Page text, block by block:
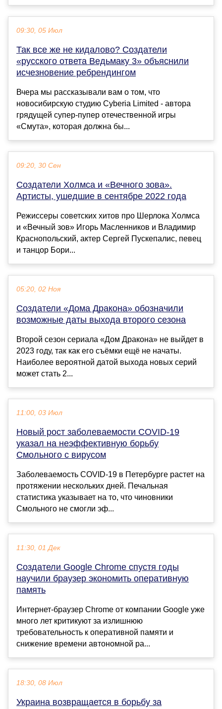
09:30, 05 Июл
Так все же не кидалово? Создатели
«русского ответа Ведьмаку 3» объяснили
исчезновение ребрендингом
Вчера мы рассказывали вам о том, что
новосибирскую студию Cyberia Limited - автора
грядущей супер-пупер отечественной игры
«Смута», которая должна бы...
09:20, 30 Сен
Создатели Холмса и «Вечного зова».
Артисты, ушедшие в сентябре 2022 года
Режиссеры советских хитов про Шерлока Холмса
и «Вечный зов» Игорь Масленников и Владимир
Краснопольский, актер Сергей Пускепалис, певец
и танцор Бори...
05:20, 02 Ноя
Создатели «Дома Дракона» обозначили
возможные даты выхода второго сезона
Второй сезон сериала «Дом Дракона» не выйдет в
2023 году, так как его съёмки ещё не начаты.
Наиболее вероятной датой выхода новых серий
может стать 2...
11:00, 03 Июл
Новый рост заболеваемости COVID-19
указал на неэффективную борьбу
Смольного с вирусом
Заболеваемость COVID-19 в Петербурге растет на
протяжении нескольких дней. Печальная
статистика указывает на то, что чиновники
Смольного не смогли эф...
11:30, 01 Дек
Создатели Google Chrome спустя годы
научили браузер экономить оперативную
память
Интернет-браузер Chrome от компании Google уже
много лет критикуют за излишнюю
требовательность к оперативной памяти и
снижение времени автономной ра...
18:30, 08 Июл
Украина возвращается в борьбу за